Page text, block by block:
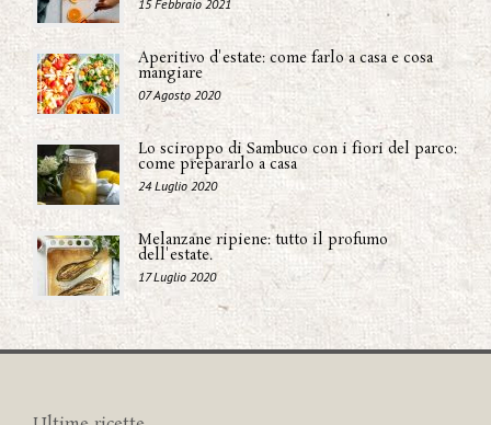
15 Febbraio 2021
Aperitivo d'estate: come farlo a casa e cosa
mangiare
07 Agosto 2020
Lo sciroppo di Sambuco con i fiori del parco:
come prepararlo a casa
24 Luglio 2020
Melanzane ripiene: tutto il profumo
dell'estate.
17 Luglio 2020